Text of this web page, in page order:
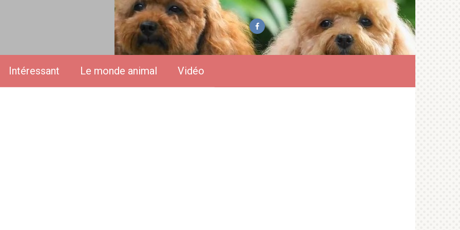
Intéressant Le monde animal Vidéo